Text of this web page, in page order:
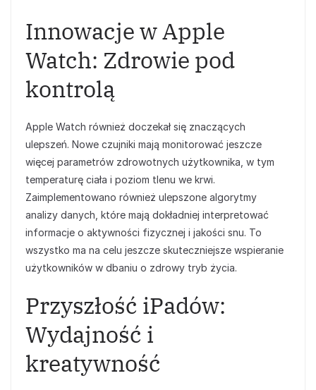
Innowacje w Apple
Watch: Zdrowie pod
kontrolą
Apple Watch również doczekał się znaczących
ulepszeń. Nowe czujniki mają monitorować jeszcze
więcej parametrów zdrowotnych użytkownika, w tym
temperaturę ciała i poziom tlenu we krwi.
Zaimplementowano również ulepszone algorytmy
analizy danych, które mają dokładniej interpretować
informacje o aktywności fizycznej i jakości snu. To
wszystko ma na celu jeszcze skuteczniejsze wspieranie
użytkowników w dbaniu o zdrowy tryb życia.
Przyszłość iPadów:
Wydajność i
kreatywność